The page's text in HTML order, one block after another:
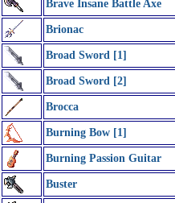
Brave Insane Battle Axe
Brionac
Broad Sword [1]
Broad Sword [2]
Brocca
Burning Bow [1]
Burning Passion Guitar
Buster